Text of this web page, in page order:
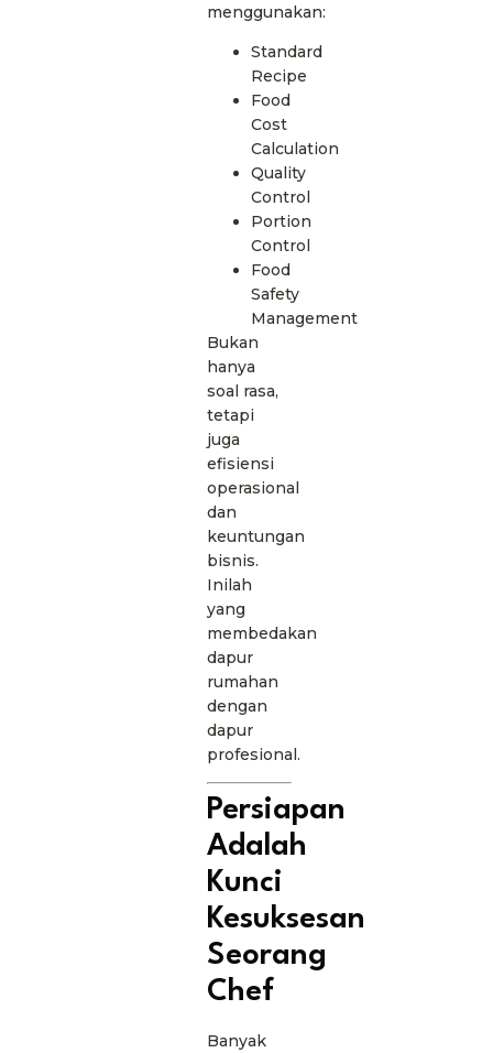
menggunakan:
Standard
Recipe
Food
Cost
Calculation
Quality
Control
Portion
Control
Food
Safety
Management
Bukan
hanya
soal rasa,
tetapi
juga
efisiensi
operasional
dan
keuntungan
bisnis.
Inilah
yang
membedakan
dapur
rumahan
dengan
dapur
profesional.
Persiapan
Adalah
Kunci
Kesuksesan
Seorang
Chef
Banyak